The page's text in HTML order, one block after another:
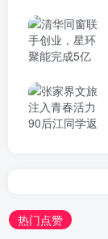
热门点赞